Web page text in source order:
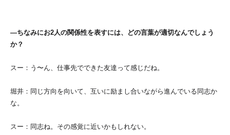
―ちなみにお2人の関係性を表すには、どの言葉が適切なんでしょう
か？
スー：う〜ん、仕事先でできた友達って感じだね。
堀井：同じ方向を向いて、互いに励まし合いながら進んでいる同志か
な。
スー：同志ね。その感覚に近いかもしれない。